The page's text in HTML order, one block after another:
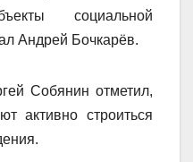
социальной
Андрей Бочкарёв.
Собянин отметил,
активно строиться